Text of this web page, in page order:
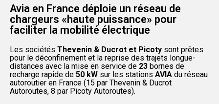
Avia en France déploie un réseau de
chargeurs «haute puissance» pour
faciliter la mobilité électrique
Les sociétés Thevenin & Ducrot et Picoty sont prêtes
pour le déconfinement et la reprise des trajets longue-
distances avec la mise en service de 23 bornes de
recharge rapide de 50 kW sur les stations AVIA du réseau
autoroutier en France (15 par Thevenin & Ducrot
Autoroutes, 8 par Picoty Autoroutes).